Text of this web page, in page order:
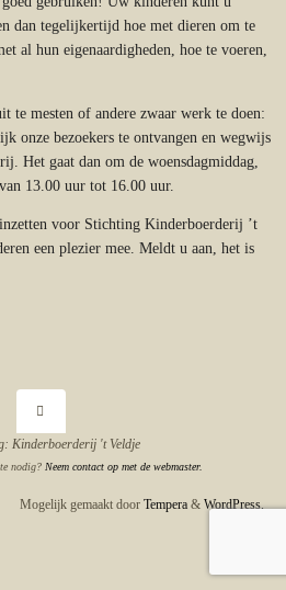
dan tegelijkertijd hoe met dieren om te
al hun eigenaardigheden, hoe te voeren,
te mesten of andere zwaar werk te doen:
onze bezoekers te ontvangen en wegwijs
Het gaat dan om de woensdagmiddag,
13.00 uur tot 16.00 uur.
voor Stichting Kinderboerderij ’t
een plezier mee. Meldt u aan, het is
Kinderboerderij 't Veldje
nodig? Neem contact op met de webmaster.
Mogelijk gemaakt door Tempera & WordPress.